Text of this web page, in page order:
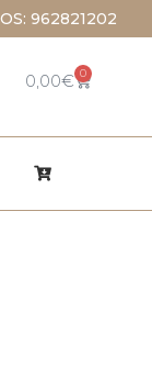
962821202
0,00€ 0